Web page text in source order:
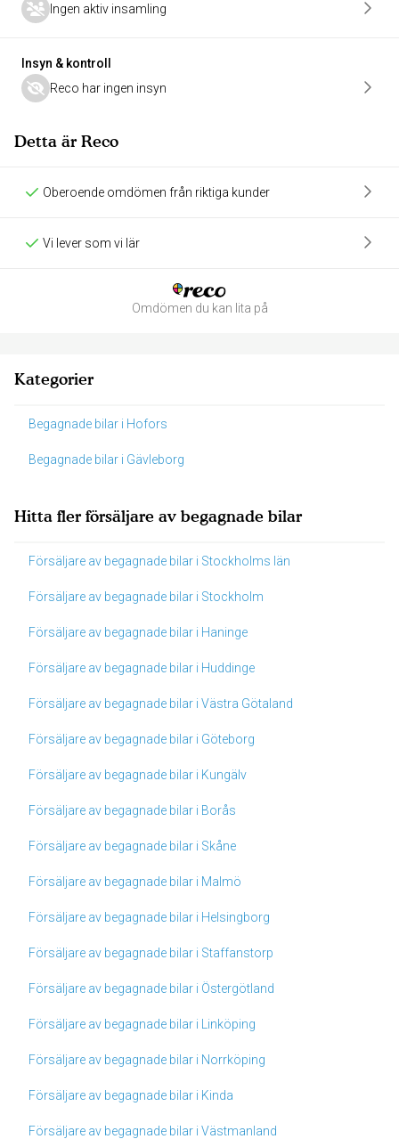
Ingen aktiv insamling
Insyn & kontroll
Reco har ingen insyn
Detta är Reco
Oberoende omdömen från riktiga kunder
Vi lever som vi lär
Omdömen du kan lita på
Kategorier
Begagnade bilar i Hofors
Begagnade bilar i Gävleborg
Hitta fler försäljare av begagnade bilar
Försäljare av begagnade bilar i Stockholms län
Försäljare av begagnade bilar i Stockholm
Försäljare av begagnade bilar i Haninge
Försäljare av begagnade bilar i Huddinge
Försäljare av begagnade bilar i Västra Götaland
Försäljare av begagnade bilar i Göteborg
Försäljare av begagnade bilar i Kungälv
Försäljare av begagnade bilar i Borås
Försäljare av begagnade bilar i Skåne
Försäljare av begagnade bilar i Malmö
Försäljare av begagnade bilar i Helsingborg
Försäljare av begagnade bilar i Staffanstorp
Försäljare av begagnade bilar i Östergötland
Försäljare av begagnade bilar i Linköping
Försäljare av begagnade bilar i Norrköping
Försäljare av begagnade bilar i Kinda
Försäljare av begagnade bilar i Västmanland